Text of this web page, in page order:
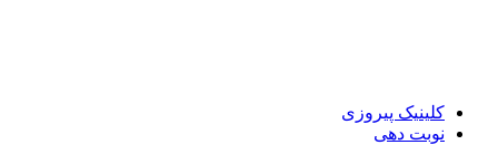
کلینیک پیروزی
نوبت دهی